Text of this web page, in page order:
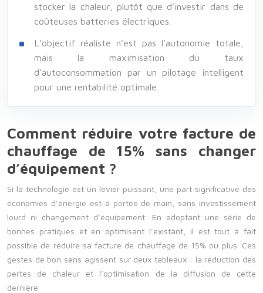
stocker la chaleur, plutôt que d’investir dans de
coûteuses batteries électriques.
L’objectif réaliste n’est pas l’autonomie totale,
mais la maximisation du taux
d’autoconsommation par un pilotage intelligent
pour une rentabilité optimale.
Comment réduire votre facture de
chauffage de 15% sans changer
d’équipement ?
Si la technologie est un levier puissant, une part significative des
économies d’énergie est à portée de main, sans investissement
lourd ni changement d’équipement. En adoptant une série de
bonnes pratiques et en optimisant l’existant, il est tout à fait
possible de réduire sa facture de chauffage de 15% ou plus. Ces
gestes de bon sens agissent sur deux tableaux : la réduction des
pertes de chaleur et l’optimisation de la diffusion de cette
dernière.